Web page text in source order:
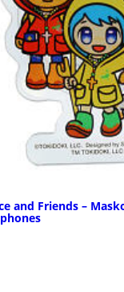
and Friends –